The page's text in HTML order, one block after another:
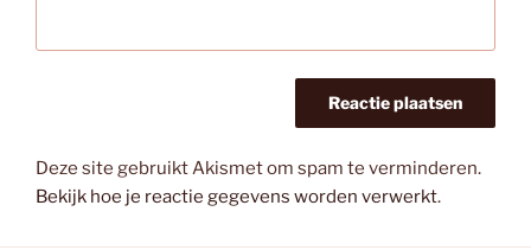
Deze site gebruikt Akismet om spam te verminderen.
Bekijk hoe je reactie gegevens worden verwerkt.